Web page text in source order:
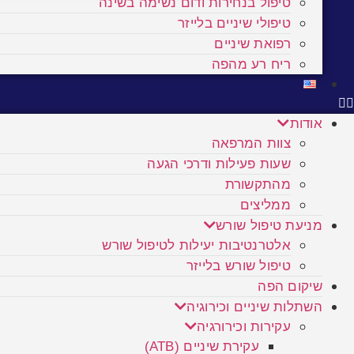
טיפול בנחירות ודום נשימה בשינה
טיפולי שיניים בלייזר
רפואת שיניים
ריח רע מהפה
אודות
צוות המרפאה
שעות פעילות ודרכי הגעה
מהתקשורת
ממליצים
מניעת טיפול שורש
אלטרנטיבות יעילות לטיפול שורש
טיפול שורש בלייזר
שיקום הפה
השתלות שיניים וכירוגיה
עקירות וכירורגיה
עקירת שיניים (ATB)